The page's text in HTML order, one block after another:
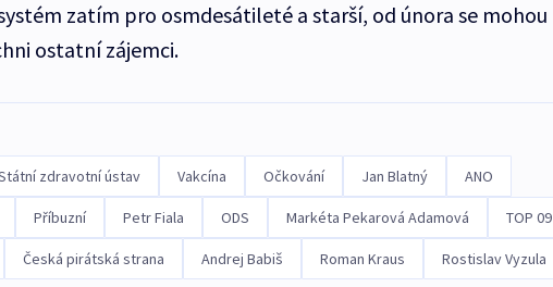
zatím pro osmdesátileté a starší, od února se mohou
ostatní zájemci.
zdravotní ústav Vakcína Očkování Jan Blatný ANO
Příbuzní Petr Fiala ODS Markéta Pekarová Adamová TOP 09
Česká pirátská strana Andrej Babiš Roman Kraus Rostislav Vyzula